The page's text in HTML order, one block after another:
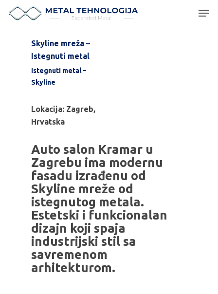
Hit enter to search or ESC to close
Skyline mreža –
Istegnuti metal
Istegnuti metal –
Skyline
Lokacija: Zagreb,
Hrvatska
Auto salon Kramar u
Zagrebu ima modernu
fasadu izrađenu od
Skyline mreže od
istegnutog metala.
Estetski i funkcionalan
dizajn koji spaja
industrijski stil sa
savremenom
arhitekturom.